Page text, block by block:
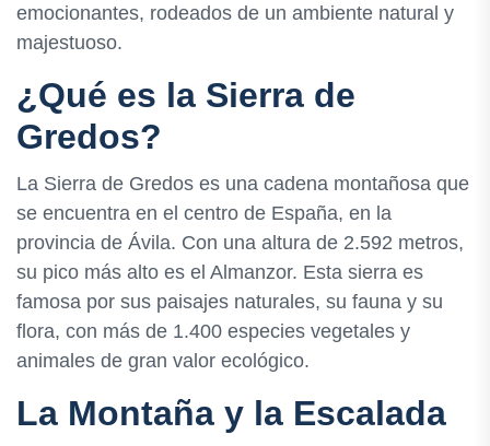
emocionantes, rodeados de un ambiente natural y
majestuoso.
¿Qué es la Sierra de
Gredos?
La Sierra de Gredos es una cadena montañosa que
se encuentra en el centro de España, en la
provincia de Ávila. Con una altura de 2.592 metros,
su pico más alto es el Almanzor. Esta sierra es
famosa por sus paisajes naturales, su fauna y su
flora, con más de 1.400 especies vegetales y
animales de gran valor ecológico.
La Montaña y la Escalada